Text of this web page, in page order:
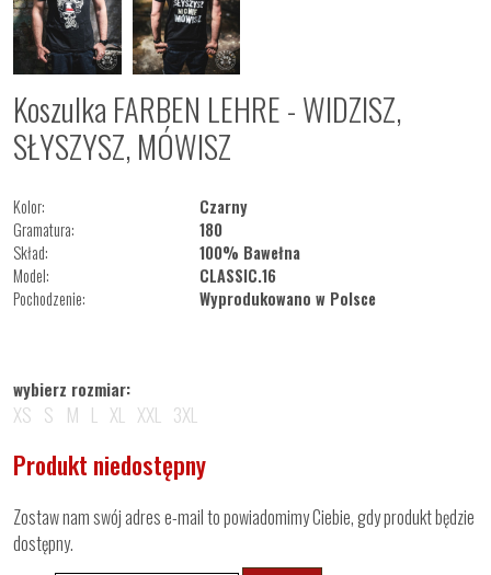
Koszulka FARBEN LEHRE - WIDZISZ,
SŁYSZYSZ, MÓWISZ
Kolor:
Czarny
Gramatura:
180
Skład:
100% Bawełna
Model:
CLASSIC.16
Pochodzenie:
Wyprodukowano w Polsce
wybierz rozmiar:
XS S M L XL XXL 3XL
Produkt niedostępny
Zostaw nam swój adres e-mail to powiadomimy Ciebie, gdy produkt będzie
dostępny.